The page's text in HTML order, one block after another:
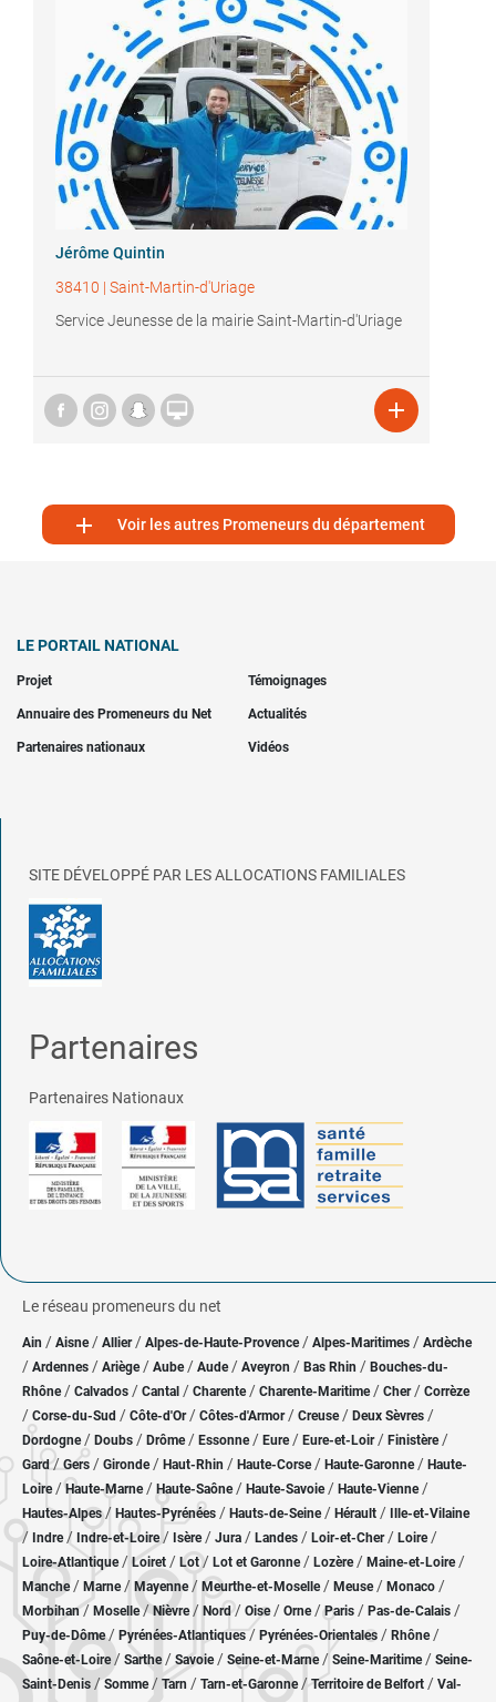
Jérôme Quintin
38410 | Saint-Martin-d'Uriage
Service Jeunesse de la mairie Saint-Martin-d'Uriage
 
 Voir les autres Promeneurs du département
LE PORTAIL NATIONAL
Projet Témoignages
Annuaire des Promeneurs du Net Actualités
Partenaires nationaux Vidéos
SITE DÉVELOPPÉ PAR LES ALLOCATIONS FAMILIALES
Partenaires
Partenaires Nationaux
Le réseau promeneurs du net
Ain / Aisne/ Allier/ Alpes-de-Haute-Provence / Alpes-Maritimes / Ardèche
/ Ardennes / Ariège/ Aube/ Aude / Aveyron / Bas Rhin / Bouches-du-
Rhône/ Calvados / Cantal / Charente / Charente-Maritime/ Cher / Corrèze
/ Corse-du-Sud / Côte-d'Or / Côtes-d'Armor/ Creuse/ Deux Sèvres /
Dordogne/ Doubs / Drôme/ Essonne / Eure/ Eure-et-Loir / Finistère/
Gard/Gers / Gironde/ Haut-Rhin / Haute-Corse/ Haute-Garonne/ Haute-
Loire/Haute-Marne/ Haute-Saône/ Haute-Savoie/ Haute-Vienne/
Hautes-Alpes/ Hautes-Pyrénées / Hauts-de-Seine/ Hérault / Ille-et-Vilaine
/ Indre/ Indre-et-Loire/ Isère/ Jura / Landes / Loir-et-Cher/ Loire/
Loire-Atlantique/ Loiret / Lot/ Lot et Garonne/ Lozère / Maine-et-Loire/
Manche/ Marne/ Mayenne/ Meurthe-et-Moselle/ Meuse/ Monaco /
Morbihan/ Moselle/ Nièvre / Nord/ Oise / Orne/Paris / Pas-de-Calais /
Puy-de-Dôme/ Pyrénées-Atlantiques / Pyrénées-Orientales / Rhône/
Saône-et-Loire/ Sarthe/ Savoie/ Seine-et-Marne/ Seine-Maritime/ Seine-
Saint-Denis /Somme/ Tarn / Tarn-et-Garonne/Territoire de Belfort / Val-